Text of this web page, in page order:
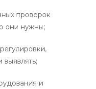
проверок
они нужны;
выявлять;
и